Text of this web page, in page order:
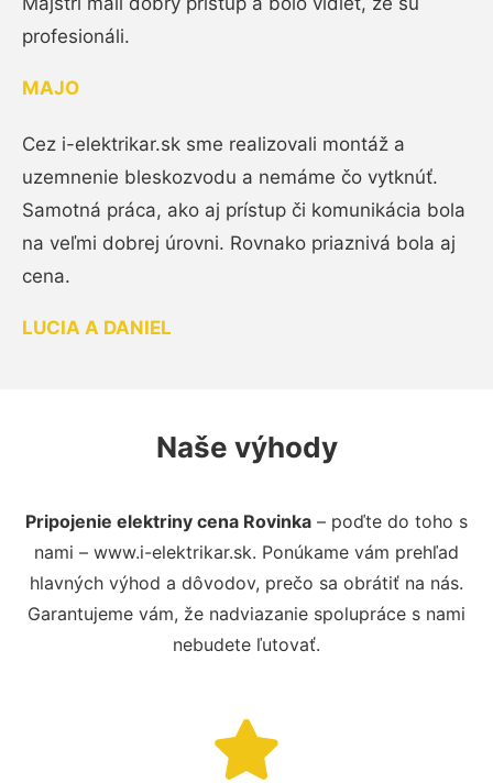
profesionáli.
MAJO
Cez i-elektrikar.sk sme realizovali montáž a
uzemnenie bleskozvodu a nemáme čo vytknúť.
Samotná práca, ako aj prístup či komunikácia bola
na veľmi dobrej úrovni. Rovnako priaznivá bola aj
cena.
LUCIA A DANIEL
Naše výhody
Pripojenie elektriny cena Rovinka – poďte do toho s
nami – www.i-elektrikar.sk. Ponúkame vám prehľad
hlavných výhod a dôvodov, prečo sa obrátiť na nás.
Garantujeme vám, že nadviazanie spolupráce s nami
nebudete ľutovať.